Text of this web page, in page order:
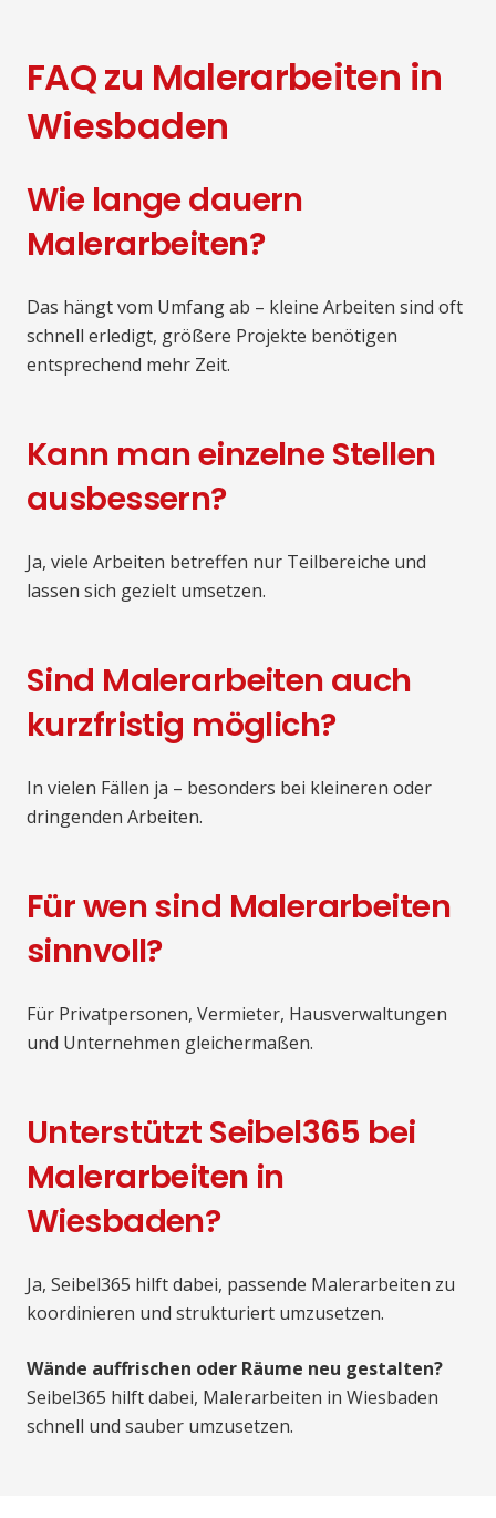
FAQ zu Malerarbeiten in
Wiesbaden
Wie lange dauern
Malerarbeiten?
Das hängt vom Umfang ab – kleine Arbeiten sind oft
schnell erledigt, größere Projekte benötigen
entsprechend mehr Zeit.
Kann man einzelne Stellen
ausbessern?
Ja, viele Arbeiten betreffen nur Teilbereiche und
lassen sich gezielt umsetzen.
Sind Malerarbeiten auch
kurzfristig möglich?
In vielen Fällen ja – besonders bei kleineren oder
dringenden Arbeiten.
Für wen sind Malerarbeiten
sinnvoll?
Für Privatpersonen, Vermieter, Hausverwaltungen
und Unternehmen gleichermaßen.
Unterstützt Seibel365 bei
Malerarbeiten in
Wiesbaden?
Ja, Seibel365 hilft dabei, passende Malerarbeiten zu
koordinieren und strukturiert umzusetzen.
Wände auffrischen oder Räume neu gestalten?
Seibel365 hilft dabei, Malerarbeiten in Wiesbaden
schnell und sauber umzusetzen.